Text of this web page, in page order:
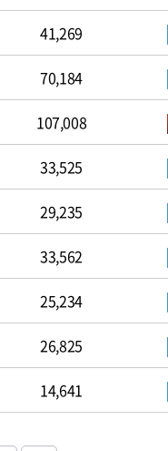
41,269
70,184
107,008
33,525
29,235
33,562
25,234
26,825
14,641